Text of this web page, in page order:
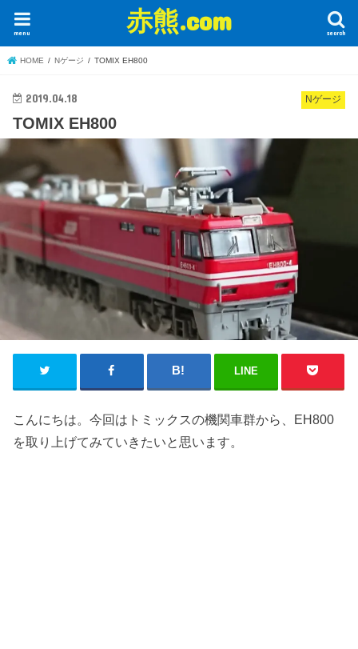
赤熊.com search
menu
HOME Nゲージ TOMIX EH800
Nゲージ
2019.04.18
TOMIX EH800
LINE
こんにちは。今回はトミックスの機関車群から、EH800
を取り上げてみていきたいと思います。